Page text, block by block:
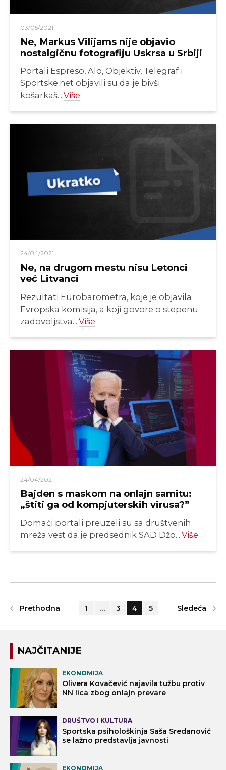
03/05/2021
Ne, Markus Vilijams nije objavio
nostalgičnu fotografiju Uskrsa u Srbiji
Portali Espreso, Alo, Objektiv, Telegraf i
Sportske.net objavili su da je bivši
košarkaš... Više
24/04/2021
Ne, na drugom mestu nisu Letonci
već Litvanci
Rezultati Eurobarometra, koje je objavila
Evropska komisija, a koji govore o stepenu
zadovoljstva... Više
24/04/2021
Bajden s maskom na onlajn samitu:
„štiti ga od kompjuterskih virusa?”
Domaći portali preuzeli su sa društvenih
mreža vest da je predsednik SAD Džo... Više
Prethodna 1 … 3 4 5 Sledeća
NAJČITANIJE
EKONOMIJA
Olivera Kovačević najavila tužbu protiv
NN lica zbog onlajn prevare
DRUŠTVO I KULTURA
Sportska psihološkinja Saša Sredanović
se lažno predstavlja javnosti
EKONOMIJA